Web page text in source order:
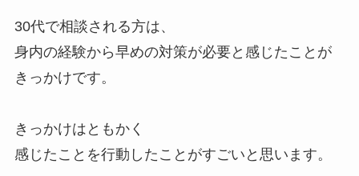
30代で相談される方は、
身内の経験から早めの対策が必要と感じたことが
きっかけです。
きっかけはともかく
感じたことを行動したことがすごいと思います。